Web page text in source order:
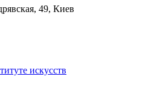
49, Киев
искусств